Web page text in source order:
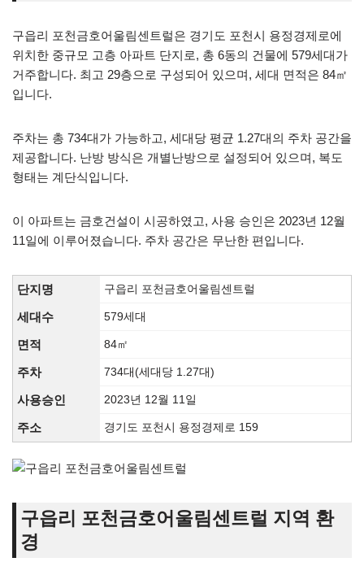
구읍리 포천금호어울림센트럴은 경기도 포천시 용정경제로에
위치한 중규모 고층 아파트 단지로, 총 6동의 건물에 579세대가
거주합니다. 최고 29층으로 구성되어 있으며, 세대 면적은 84㎡
입니다.
주차는 총 734대가 가능하고, 세대당 평균 1.27대의 주차 공간을
제공합니다. 난방 방식은 개별난방으로 설정되어 있으며, 복도
형태는 계단식입니다.
이 아파트는 금호건설이 시공하였고, 사용 승인은 2023년 12월
11일에 이루어졌습니다. 주차 공간은 무난한 편입니다.
단지명 구읍리 포천금호어울림센트럴
세대수 579세대
면적 84㎡
주차 734대(세대당 1.27대)
사용승인 2023년 12월 11일
주소 경기도 포천시 용정경제로 159
구읍리 포천금호어울림센트럴 지역 환
경